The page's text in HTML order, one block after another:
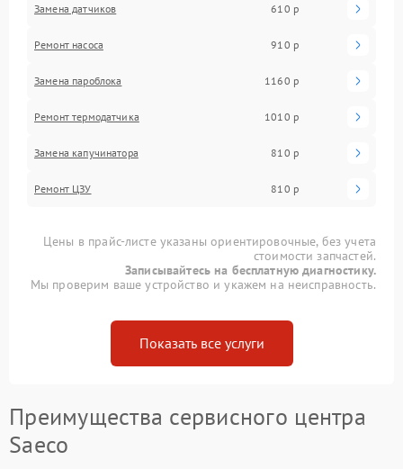
Замена датчиков 610 р
Ремонт насоса 910 р
Замена пароблока 1160 р
Ремонт термодатчика 1010 р
Замена капучинатора 810 р
Ремонт ЦЗУ 810 р
Цены в прайс-листе указаны ориентировочные, без учета
стоимости запчастей.
Записывайтесь на бесплатную диагностику.
Мы проверим ваше устройство и укажем на неисправность.
Показать все услуги
Преимущества сервисного центра
Saeco